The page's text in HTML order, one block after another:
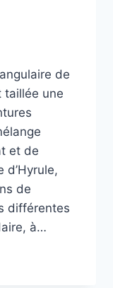
de
taillée une
et de
d’Hyrule,
de
différentes
à…